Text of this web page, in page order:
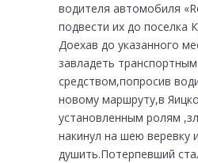
водителя автомобиля
подвести их до поселка
Доехав до указанного
завладеть транспортным
средством,попросив
новому маршруту,в
установленным ролям
накинул на шею веревку
душить.Потерпевший